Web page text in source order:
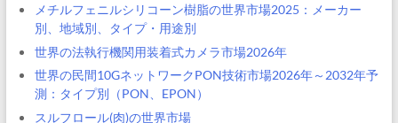
メチルフェニルシリコーン樹脂の世界市場2025：メーカー
別、地域別、タイプ・用途別
世界の法執行機関用装着式カメラ市場2026年
世界の民間10GネットワークPON技術市場2026年～2032年予
測：タイプ別（PON、EPON）
スルフロール(肉)の世界市場